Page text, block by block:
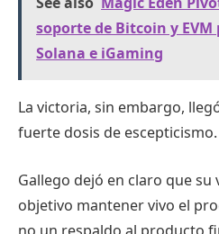
soporte de Bitcoin y
Solana e iGaming
La victoria, sin embargo,
fuerte dosis de escepticismo.
Gallego dejó en claro que su
objetivo mantener vivo el